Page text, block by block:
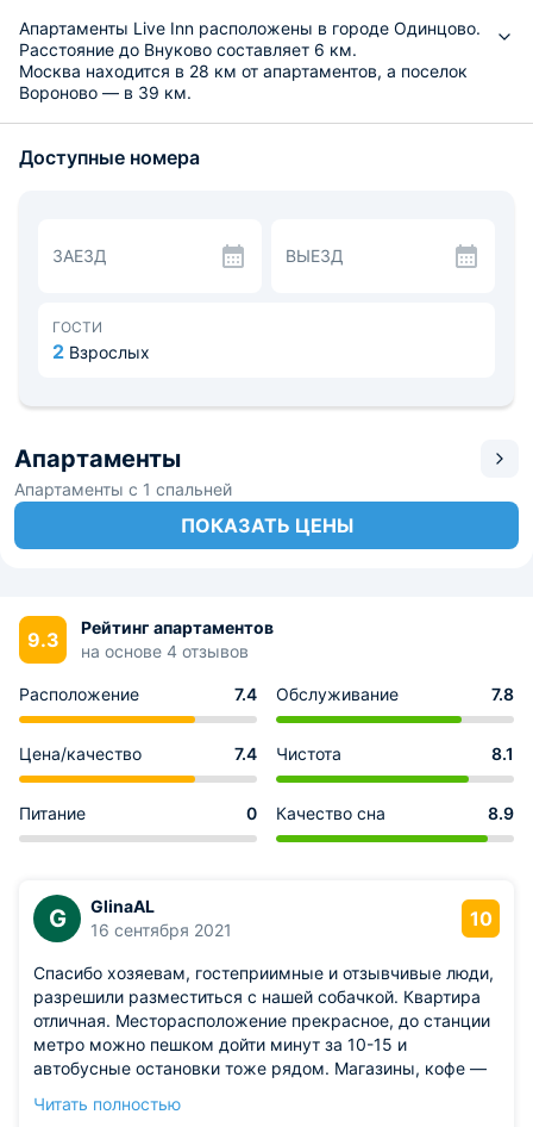
Апартаменты Live Inn расположены в городе Одинцово.
Расстояние до Внуково составляет 6 км.
Москва находится в 28 км от апартаментов, а поселок
Вороново — в 39 км.
Доступные номера
ЗАЕЗД ВЫЕЗД
ГОСТИ
2 Взрослых
Апартаменты
Апартаменты с 1 спальней
ПОКАЗАТЬ ЦЕНЫ
9.3
Рейтинг апартаментов
на основе 4 отзывов
Расположение 7.4 Обслуживание 7.8
Цена/качество 7.4 Чистота 8.1
Питание 0 Качество сна 8.9
G
GlinaAL
16 сентября 2021
10
Спасибо хозяевам, гостеприимные и отзывчивые люди,
разрешили разместиться с нашей собачкой. Квартира
отличная. Месторасположение прекрасное, до станции
метро можно пешком дойти минут за 10-15 и
автобусные остановки тоже рядом. Магазины, кофе —
необходимое имеется: постель мягкая и чистая,
Читать полностью